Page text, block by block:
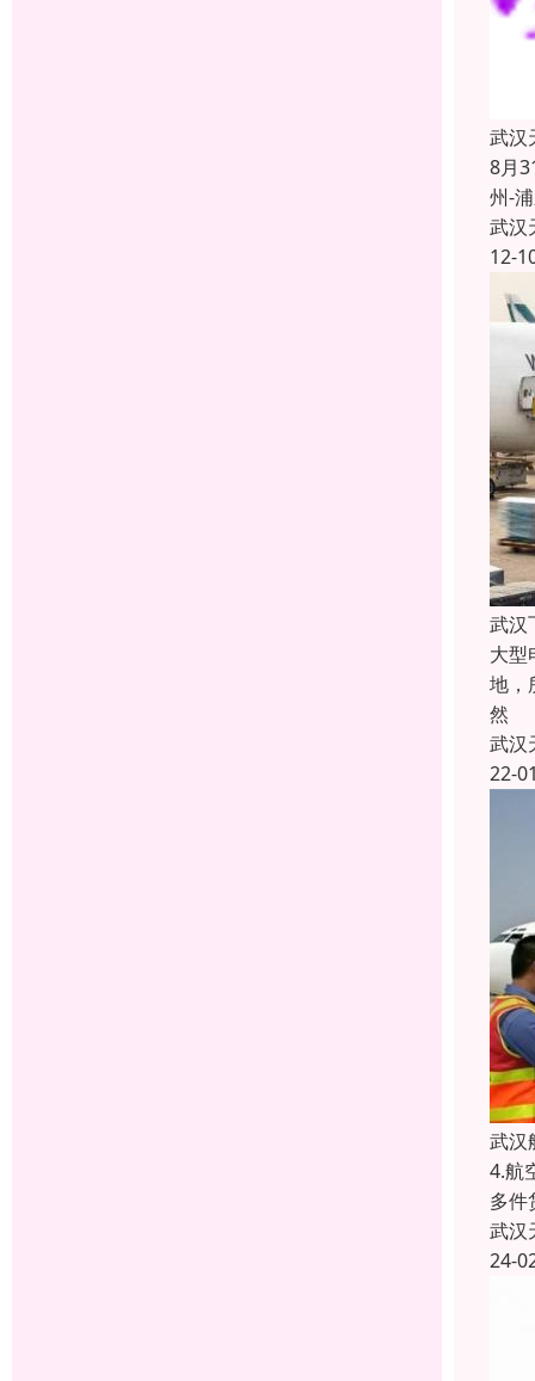
武汉
8月
州-
武汉
12-
武汉
大型
地，
然
武汉
22-
武汉
4.航
多件
武汉
24-